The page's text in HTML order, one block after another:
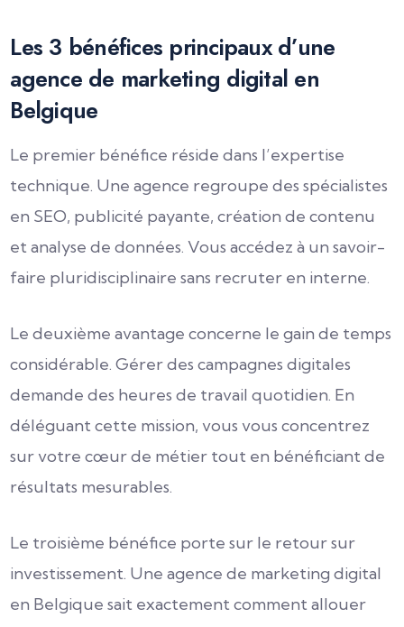
Les 3 bénéfices principaux d’une
agence de marketing digital en
Belgique
Le premier bénéfice réside dans l’expertise
technique. Une agence regroupe des spécialistes
en SEO, publicité payante, création de contenu
et analyse de données. Vous accédez à un savoir-
faire pluridisciplinaire sans recruter en interne.
Le deuxième avantage concerne le gain de temps
considérable. Gérer des campagnes digitales
demande des heures de travail quotidien. En
déléguant cette mission, vous vous concentrez
sur votre cœur de métier tout en bénéficiant de
résultats mesurables.
Le troisième bénéfice porte sur le retour sur
investissement. Une agence de marketing digital
en Belgique sait exactement comment allouer